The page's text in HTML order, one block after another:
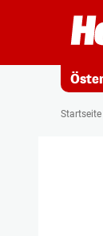
Startseite